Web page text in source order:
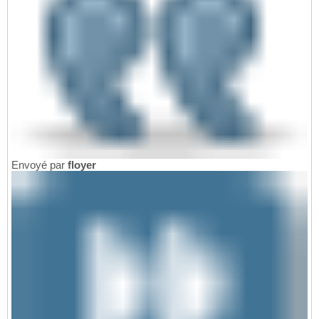
Envoyé par floyer